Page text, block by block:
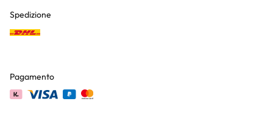
Spedizione
Pagamento